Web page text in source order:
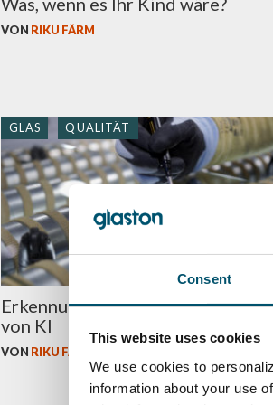
Consent
This website uses cookies
We use cookies to
information about your use
VON RIKU FÄRM
GLAS QUALITÄT
Erkennung von White Haze
von KI
VON RIKU FÄRM